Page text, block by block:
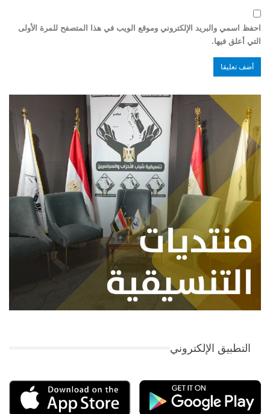
احفظ اسمي والبريد الإلكتروني وموقع الويب في هذا المتصفح للمرة الأولى
التي أعلق فيها.
التطبيق الإلكتروني